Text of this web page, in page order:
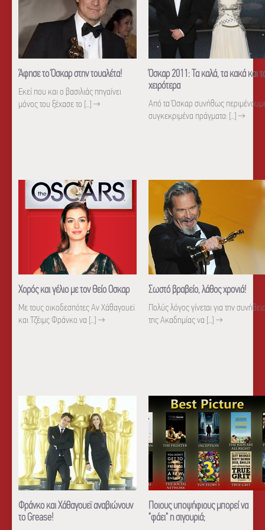
Άφησε το Όσκαρ στην τουαλέτα!
Εκεί που και ο βασιλιάς πηγαίνει
μόνος του ξέχασε το [...] →
Όσκαρ 2011: Τα καλά, τα κακά και
χειρότερα
Από τα Όσκαρ συνήθως
συγκεκριμένα πράγματα: [...] →
Χορός και γέλιο με τον Θείο Οσκαρ
Με τους οικοδεσπότες Αν Χάθαγουεϊ
και Τζέιμς Φράνκο να [...] →
Σωστό βραβείο, λάθος χρονιά!
Πολύς λόγος γίνεται για την
της Ακαδημίας να [...] →
Φράνκο και Χάθαγουεϊ αναβιώνουν
το Grease!
Ποιους υποψήφιους μπορεί να
"φάει" η σιγουριά;